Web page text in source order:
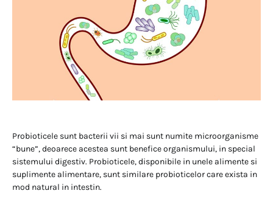
Probioticele sunt bacterii vii si mai sunt numite microorganisme
“bune”, deoarece acestea sunt benefice organismului, in special
sistemului digestiv. Probioticele, disponibile in unele alimente si
suplimente alimentare, sunt similare probioticelor care exista in
mod natural in intestin.